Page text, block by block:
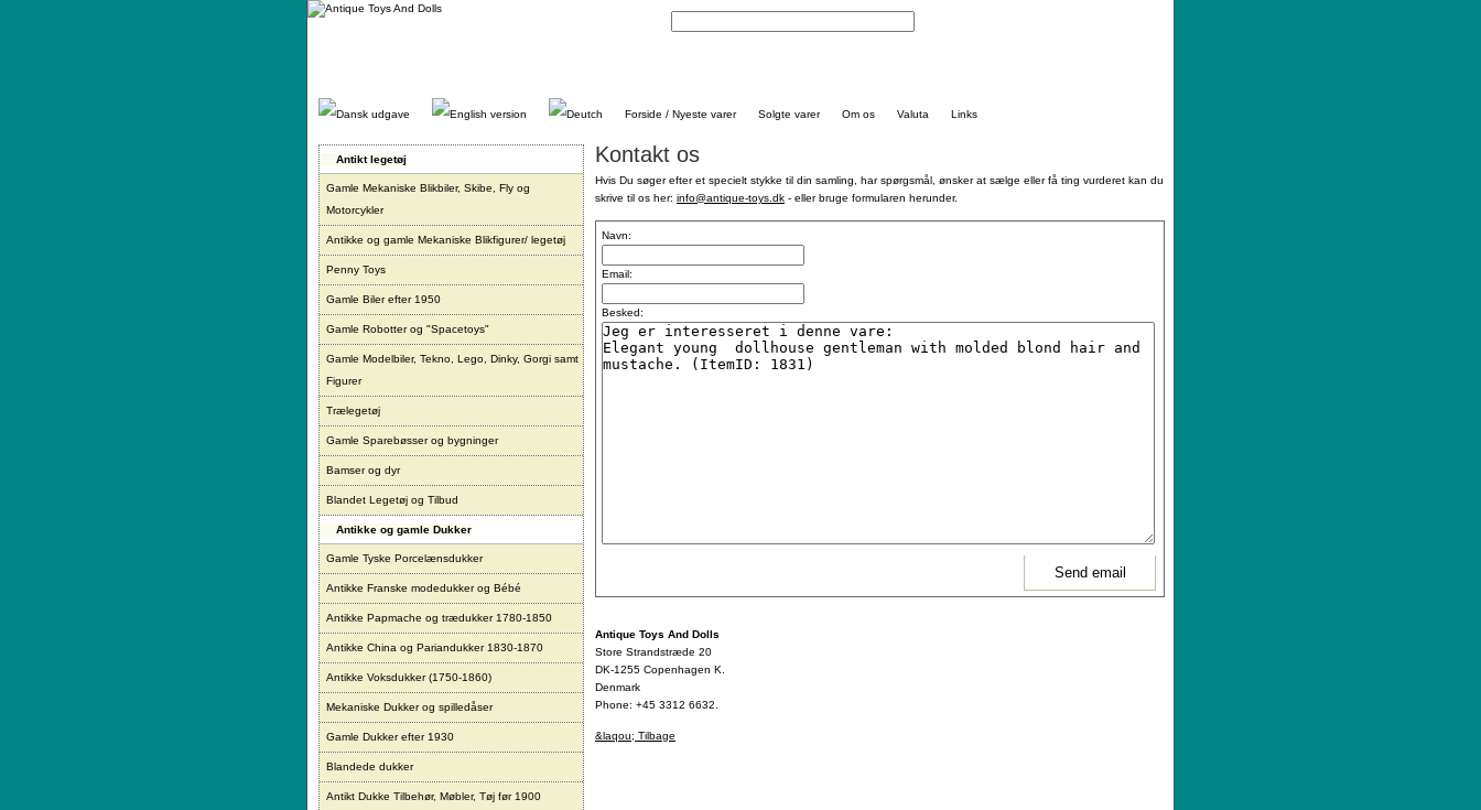
Gå
Forside / Nyeste varer Solgte varer Om os Valuta Links
Antikt legetøj
Gamle Mekaniske Blikbiler, Skibe, Fly og
Motorcykler
Antikke og gamle Mekaniske Blikfigurer/ legetøj
Penny Toys
Gamle Biler efter 1950
Gamle Robotter og "Spacetoys"
Gamle Modelbiler, Tekno, Lego, Dinky, Gorgi samt
Figurer
Trælegetøj
Gamle Sparebøsser og bygninger
Bamser og dyr
Blandet Legetøj og Tilbud
Antikke og gamle Dukker
Gamle Tyske Porcelænsdukker
Antikke Franske modedukker og Bébé
Antikke Papmache og trædukker 1780-1850
Antikke China og Pariandukker 1830-1870
Antikke Voksdukker (1750-1860)
Mekaniske Dukker og spilledåser
Gamle Dukker efter 1930
Blandede dukker
Antikt Dukke Tilbehør, Møbler, Tøj før 1900
Kontakt os
Hvis Du søger efter et specielt stykke til din samling, har spørgsmål, ønsker at sælge eller få ting vurderet kan du
skrive til os her: info@antique-toys.dk - eller bruge formularen herunder.
Navn:
Email:
Besked:
Antique Toys And Dolls
Store Strandstræde 20
DK-1255 Copenhagen K.
Denmark
Phone: +45 3312 6632.
&laqou; Tilbage